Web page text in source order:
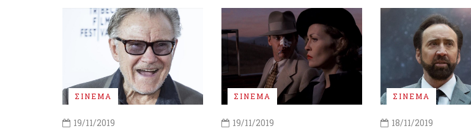
ΣΙΝΕΜΑ
19/11/2019
ΣΙΝΕΜΑ
19/11/2019
ΣΙΝΕΜΑ
18/11/2019